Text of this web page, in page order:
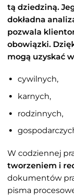
tą dziedziną.
dokładna
pozwala
obowiązki.
mogą uzyskać
cywilnych,
karnych,
rodzinnych,
W codziennej
tworzeniem i
dokumentów
pisma